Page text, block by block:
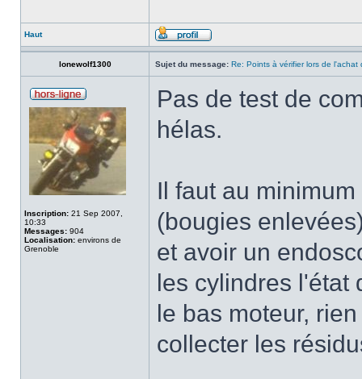
Haut
lonewolf1300 Sujet du message: Re: Points à vérifier lors de l'achat
Inscription: 21 Sep 2007,
10:33
Messages: 904
Localisation: environs de
Grenoble
Pas de test de
hélas.
Il faut au
(bougies
et avoir un
les cylindres l'état
le bas moteur,
collecter les